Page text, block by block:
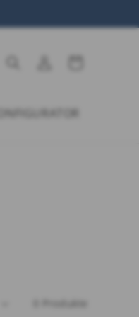
Warenkorb